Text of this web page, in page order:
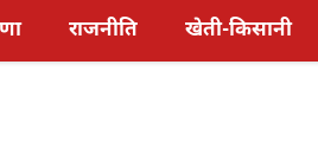
राजनीति खेती-किसानी